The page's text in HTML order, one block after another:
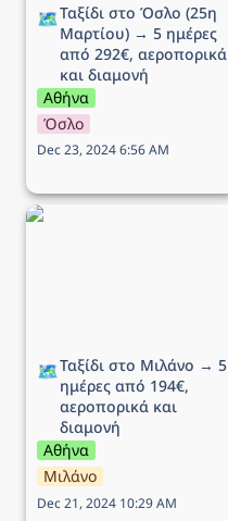
🗺️Ταξίδι στο Όσλο (25η
Μαρτίου) → 5 ημέρες
από 292€, αεροπορικά
και διαμονή
Αθήνα
Όσλο
Dec 23, 2024 6:56 AM
Ταξίδι στο Μιλάνο → 5
🗺️Ταξίδι στο Μιλάνο → 5
ημέρες από 194€,
αεροπορικά και
διαμονή
Αθήνα
Μιλάνο
Dec 21, 2024 10:29 AM